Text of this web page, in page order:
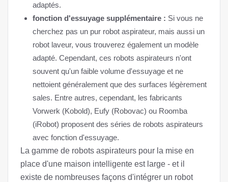
adaptés.
fonction d'essuyage supplémentaire : Si vous ne
cherchez pas un pur robot aspirateur, mais aussi un
robot laveur, vous trouverez également un modèle
adapté. Cependant, ces robots aspirateurs n'ont
souvent qu'un faible volume d'essuyage et ne
nettoient généralement que des surfaces légèrement
sales. Entre autres, cependant, les fabricants
Vorwerk (Kobold), Eufy (Robovac) ou Roomba
(iRobot) proposent des séries de robots aspirateurs
avec fonction d'essuyage.
La gamme de robots aspirateurs pour la mise en
place d'une maison intelligente est large - et il
existe de nombreuses façons d'intégrer un robot